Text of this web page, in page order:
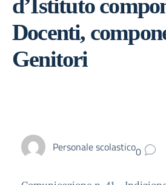
d’Istituto
Docenti,
Genitori
Personale scolastico0